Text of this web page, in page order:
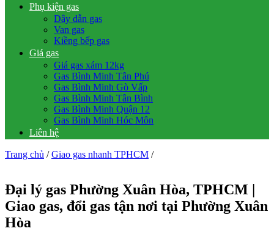
Phụ kiện gas
Dây dẫn gas
Van gas
Kiềng bếp gas
Giá gas
Giá gas xám 12kg
Gas Bình Minh Tân Phú
Gas Bình Minh Gò Vấp
Gas Bình Minh Tân Bình
Gas Bình Minh Quận 12
Gas Bình Minh Hóc Môn
Liên hệ
Trang chủ / Giao gas nhanh TPHCM /
Đại lý gas Phường Xuân Hòa, TPHCM |
Giao gas, đổi gas tận nơi tại Phường Xuân
Hòa